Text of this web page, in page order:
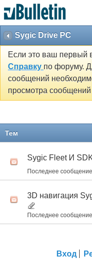
Sygic Drive PC
Если это ваш первый
Справку по форуму.
сообщений
просмотра
Тем
Sygic Fleet И
Последнее
3D навигация
Последнее
Вход